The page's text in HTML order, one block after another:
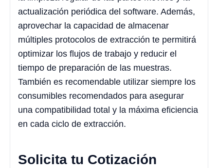
actualización periódica del software. Además,
aprovechar la capacidad de almacenar
múltiples protocolos de extracción te permitirá
optimizar los flujos de trabajo y reducir el
tiempo de preparación de las muestras.
También es recomendable utilizar siempre los
consumibles recomendados para asegurar
una compatibilidad total y la máxima eficiencia
en cada ciclo de extracción.
Solicita tu Cotización